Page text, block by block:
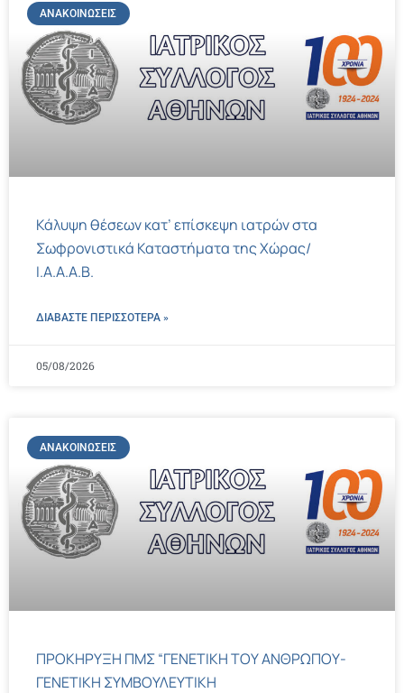
ΑΝΑΚΟΙΝΏΣΕΙΣ
Κάλυψη θέσεων κατ’ επίσκεψη ιατρών στα
Σωφρονιστικά Καταστήματα της Χώρας/
Ι.Α.Α.Α.Β.
ΔΙΑΒΑΣΤΕ ΠΕΡΙΣΣΌΤΕΡΑ »
05/08/2026
ΑΝΑΚΟΙΝΏΣΕΙΣ
ΠΡΟΚΗΡΥΞΗ ΠΜΣ “ΓΕΝΕΤΙΚΗ ΤΟΥ ΑΝΘΡΩΠΟΥ-
ΓΕΝΕΤΙΚΗ ΣΥΜΒΟΥΛΕΥΤΙΚΗ